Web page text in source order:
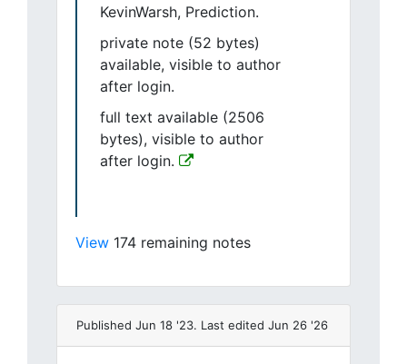
KevinWarsh, Prediction.
private note (52 bytes)
available, visible to author
after login.
full text available (2506
bytes), visible to author
after login.
View 174 remaining notes
Published Jun 18 '23. Last edited Jun 26 '26